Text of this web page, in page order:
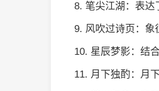
8. 笔尖江湖：表达
9. 风吹过诗页：象
10. 星辰梦影：结
11. 月下独酌：月